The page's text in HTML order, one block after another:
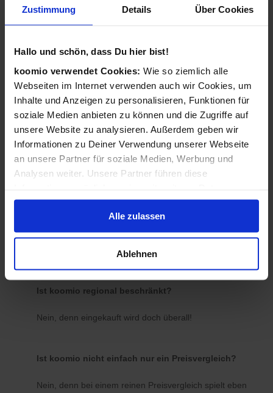
Zustimmung Details Über Cookies
Hallo und schön, dass Du hier bist!
koomio verwendet Cookies: Wie so ziemlich alle
Webseiten im Internet verwenden auch wir Cookies, um
Inhalte und Anzeigen zu personalisieren, Funktionen für
soziale Medien anbieten zu können und die Zugriffe auf
unsere Website zu analysieren. Außerdem geben wir
Informationen zu Deiner Verwendung unserer Webseite
an unsere Partner für soziale Medien, Werbung und
Analysen weiter. Unsere Partner führen diese
zusammen, die Du ihnen bereitgestellt hast oder die sie
im Rahmen Deiner Nutzung der Dienste gesammelt
haben.
Alle zulassen
Ablehnen
Wie funktioniert koomio?
Geschäftsinformationen vervollständigen, Angebote
veröffentlichen - 3 Angebote sind für Sie immer kostenlos!
Wir kümmern uns dann darum, dass Ihre Informationen
zu Ihren Kunden gelangen: Auf der koomio-Webseite, in
unseren Apps und in Suchmaschinen - daheim auf der
Couch und unterwegs auf dem Smartphone!
Ist koomio für alle Unternehmen gedacht?
genauso wie einerlandesweiten Handelskette
reinenDienstleister.
Ist koomio regional beschränkt?
Nein, denn eingekauft wird doch überall!
Ist koomio nicht einfach nur ein Preisvergleich?
Nein, denn bei einem reinen Preisvergleich spielt eben